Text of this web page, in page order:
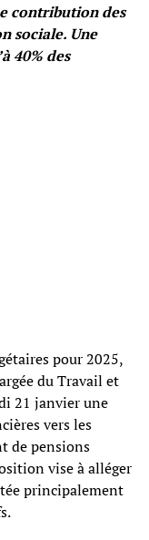
contribution des
sociale. Une
40% des
pour 2025,
du Travail et
21 janvier une
vers les
de pensions
vise à alléger
principalement